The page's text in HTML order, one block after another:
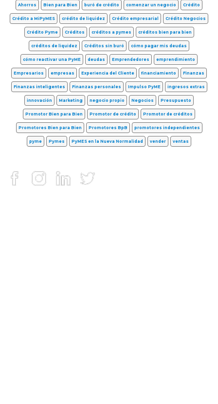
Ahorros Bien para Bien buró de crédito comenzar un negocio Crédito
Crédito a MiPyMES crédito de liquidez Crédito empresarial Crédito Negocios
Crédito Pyme Créditos créditos a pymes créditos bien para bien
créditos de liquidez Créditos sin buró cómo pagar mis deudas
cómo reactivar una PyME deudas Emprendedores emprendimiento
Empresarios empresas Experiencia del Cliente financiamiento Finanzas
Finanzas inteligentes Finanzas personales Impulso PyME ingresos extras
innovación Marketing negocio propio Negocios Presupuesto
Promotor Bien para Bien Promotor de crédito Promotor de créditos
Promotores Bien para Bien Promotores BpB promotores independientes
pyme Pymes PyMES en la Nueva Normalidad vender ventas